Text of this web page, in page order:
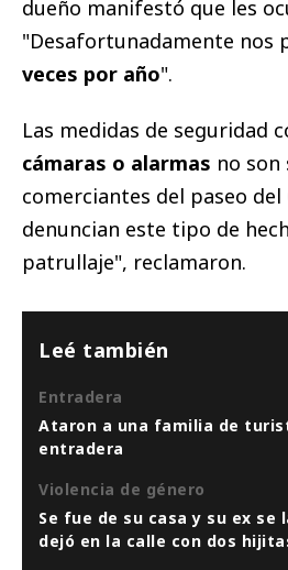
dueño manifestó que les
"Desafortunadamente nos
veces por año".
Las medidas de seguridad
cámaras o alarmas no
comerciantes del paseo
denuncian este tipo de
patrullaje", reclamaron.
Leé también
Entradera
Ataron a una familia de
entradera
Violencia de género
Se fue de su casa y su ex se
dejó en la calle con dos